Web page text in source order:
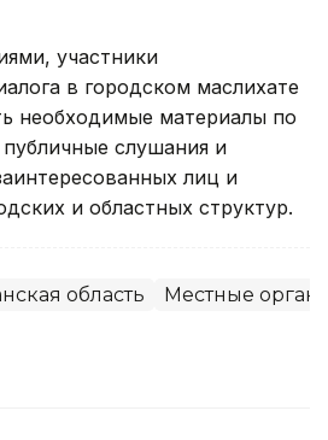
участники
в городском маслихате
необходимые материалы по
слушания и
лиц и
и областных структур.
область Местные